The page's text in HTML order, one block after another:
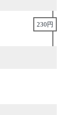
230円